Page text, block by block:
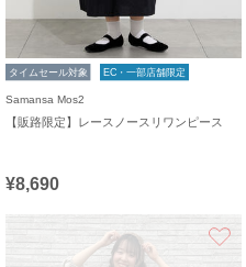
タイムセール対象 EC・一部店舗限定
Samansa Mos2
【販路限定】レースノースリワンピース
¥8,690